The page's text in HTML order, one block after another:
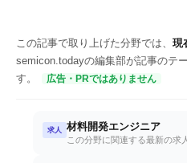
この記事で取り上げた分野では、 現
semicon.todayの編集部が記事のテ
す。
広告・PRではありません
求人 材料開発エンジニア
この分野に関連する最新の求